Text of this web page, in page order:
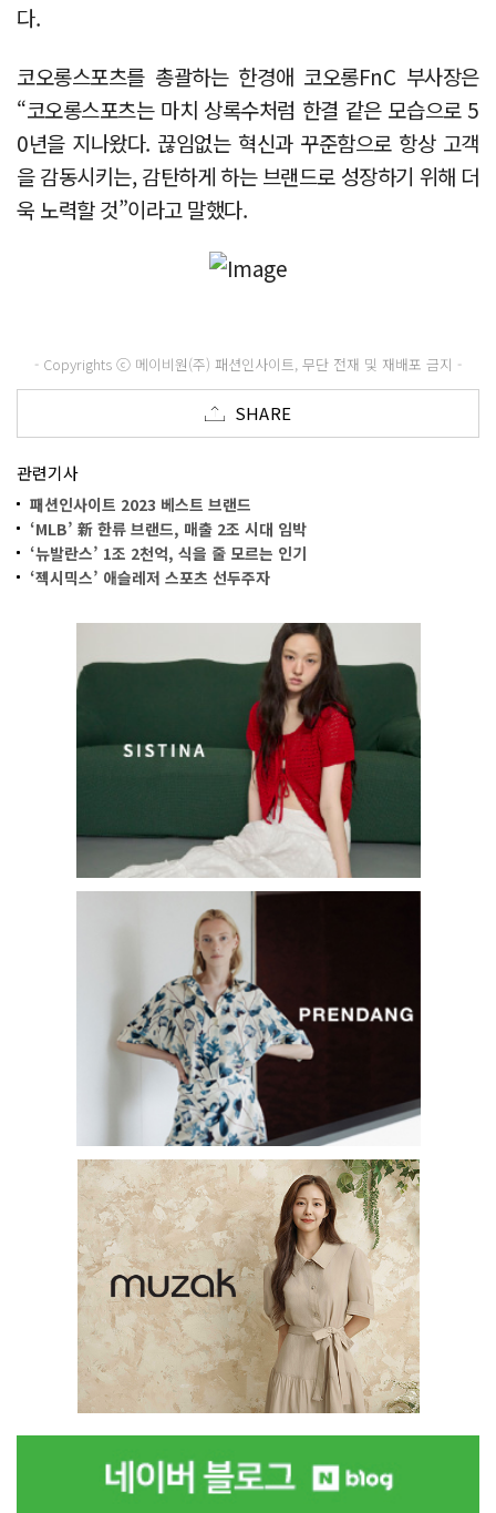
다.
코오롱스포츠를 총괄하는 한경애 코오롱FnC 부사장은
“코오롱스포츠는 마치 상록수처럼 한결 같은 모습으로 5
0년을 지나왔다. 끊임없는 혁신과 꾸준함으로 항상 고객
을 감동시키는, 감탄하게 하는 브랜드로 성장하기 위해 더
욱 노력할 것”이라고 말했다.
- Copyrights ⓒ 메이비원(주) 패션인사이트, 무단 전재 및 재배포 금지 -
SHARE
관련기사
패션인사이트 2023 베스트 브랜드
‘MLB’ 新 한류 브랜드, 매출 2조 시대 임박
‘뉴발란스’ 1조 2천억, 식을 줄 모르는 인기
‘젝시믹스’ 애슬레저 스포츠 선두주자